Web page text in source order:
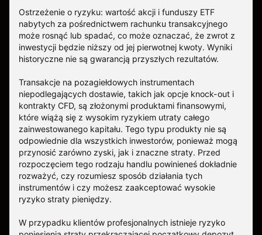
Ostrzeżenie o ryzyku: wartość akcji i funduszy ETF
nabytych za pośrednictwem rachunku transakcyjnego
może rosnąć lub spadać, co może oznaczać, że zwrot z
inwestycji będzie niższy od jej pierwotnej kwoty. Wyniki
historyczne nie są gwarancją przyszłych rezultatów.
Transakcje na pozagiełdowych instrumentach
niepodlegających dostawie, takich jak opcje knock-out i
kontrakty CFD, są złożonymi produktami finansowymi,
które wiążą się z wysokim ryzykiem utraty całego
zainwestowanego kapitału. Tego typu produkty nie są
odpowiednie dla wszystkich inwestorów, ponieważ mogą
przynosić zarówno zyski, jak i znaczne straty. Przed
rozpoczęciem tego rodzaju handlu powinieneś dokładnie
rozważyć, czy rozumiesz sposób działania tych
instrumentów i czy możesz zaakceptować wysokie
ryzyko straty pieniędzy.
W przypadku klientów profesjonalnych istnieje ryzyko